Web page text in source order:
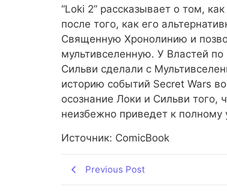
“Loki 2” рассказывает о том,
после того, как его
Священную Хронолинию и
мультивселенную. У Властей
Сильви сделали с
историю событий Secret Wars
осознание Локи и Сильви того,
неизбежно приведет к
Источник: ComicBook
Previous Post